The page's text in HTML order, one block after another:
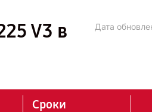
V3 в
Дата
Сроки